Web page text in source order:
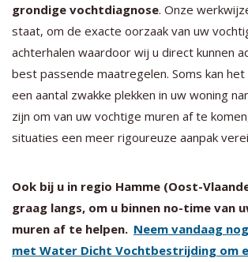
grondige vochtdiagnose. Onze
staat, om de exacte oorzaak van uw
achterhalen waardoor wij u direct kunnen
best passende maatregelen. Soms kan
een aantal zwakke plekken in uw woning
zijn om van uw vochtige muren af te
situaties een meer rigoureuze aanpak
Ook bij u in regio Hamme (Oost-
graag langs, om u binnen no-time van
muren af te helpen. Neem vandaag
met Water Dicht Vochtbestrijding om